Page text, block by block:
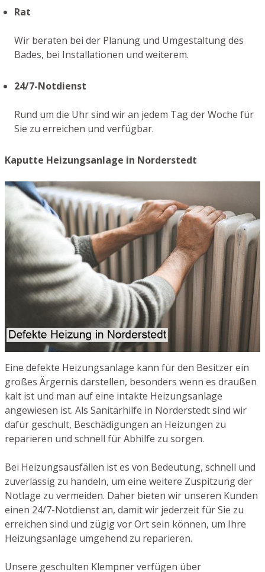
Rat
Wir beraten bei der Planung und Umgestaltung des
Bades, bei Installationen und weiterem.
24/7-Notdienst
Rund um die Uhr sind wir an jedem Tag der Woche für
Sie zu erreichen und verfügbar.
Kaputte Heizungsanlage in Norderstedt
Eine defekte Heizungsanlage kann für den Besitzer ein
großes Ärgernis darstellen, besonders wenn es draußen
kalt ist und man auf eine intakte Heizungsanlage
angewiesen ist. Als Sanitärhilfe in Norderstedt sind wir
dafür geschult, Beschädigungen an Heizungen zu
reparieren und schnell für Abhilfe zu sorgen.
Bei Heizungsausfällen ist es von Bedeutung, schnell und
zuverlässig zu handeln, um eine weitere Zuspitzung der
Notlage zu vermeiden. Daher bieten wir unseren Kunden
einen 24/7-Notdienst an, damit wir jederzeit für Sie zu
erreichen sind und zügig vor Ort sein können, um Ihre
Heizungsanlage umgehend zu reparieren.
Unsere geschulten Klempner verfügen über